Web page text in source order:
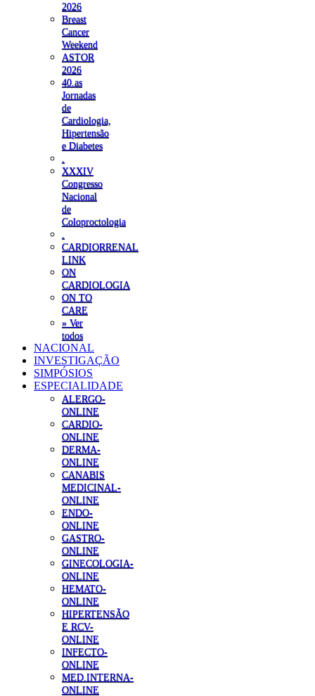
2026
Breast
Cancer
Weekend
ASTOR
2026
40.as
Jornadas
de
Cardiologia,
Hipertensão
e Diabetes
XXXIV
Congresso
Nacional
de
Coloproctologia
CARDIORRENAL
LINK
ON
CARDIOLOGIA
ON TO
CARE
» Ver
todos
NACIONAL
INVESTIGAÇÃO
SIMPÓSIOS
ESPECIALIDADE
ALERGO-
ONLINE
CARDIO-
ONLINE
DERMA-
ONLINE
CANABIS
MEDICINAL-
ONLINE
ENDO-
ONLINE
GASTRO-
ONLINE
GINECOLOGIA-
ONLINE
HEMATO-
ONLINE
HIPERTENSÃO
E RCV-
ONLINE
INFECTO-
ONLINE
MED.INTERNA-
ONLINE